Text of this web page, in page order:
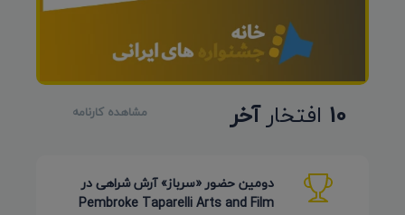
10 افتخارآخر مشاهده کارنامه
دومین حضور «سرباز» آرش شراهی در
Pembroke Taparelli Arts and Film